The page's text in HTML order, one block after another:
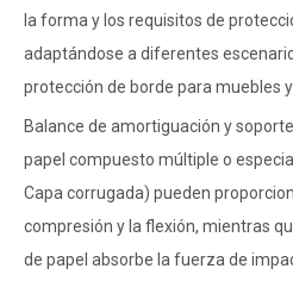
la forma y los requisitos de
adaptándose a diferentes
protección de borde para muebles
Balance de amortiguación y
papel compuesto múltiple o
Capa corrugada) pueden
compresión y la flexión, mientras
de papel absorbe la fuerza de